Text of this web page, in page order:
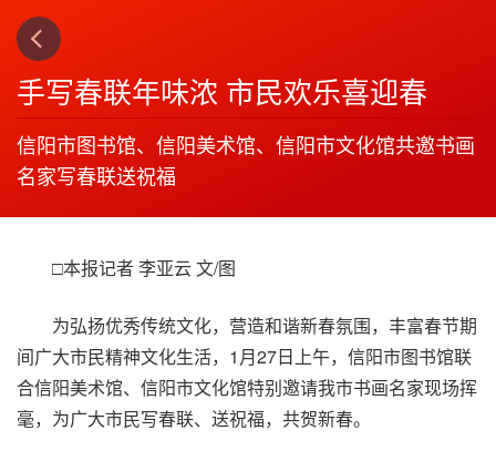
手写春联年味浓 市民欢乐喜迎春
信阳市图书馆、信阳美术馆、信阳市文化馆共邀书画
名家写春联送祝福
□本报记者 李亚云 文/图
为弘扬优秀传统文化，营造和谐新春氛围，丰富春节期
间广大市民精神文化生活，1月27日上午，信阳市图书馆联
合信阳美术馆、信阳市文化馆特别邀请我市书画名家现场挥
毫，为广大市民写春联、送祝福，共贺新春。